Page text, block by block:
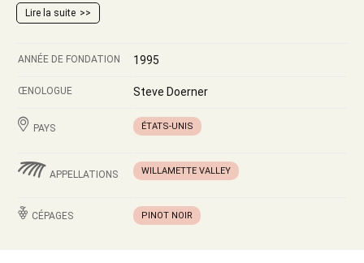
Lire la suite
ANNÉE DE FONDATION 1995
ŒNOLOGUE Steve Doerner
PAYS ÉTATS-UNIS
APPELLATIONS WILLAMETTE VALLEY
CÉPAGES PINOT NOIR